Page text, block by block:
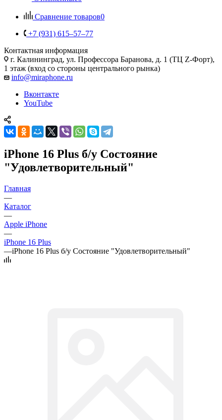
Сравнение товаров0
+7 (931) 615‒57‒77
Контактная информация
г. Калининград, ул. Профессора Баранова, д. 1 (ТЦ Z-Форт),
1 этаж (вход со стороны центрального рынка)
info@miraphone.ru
Вконтакте
YouTube
iPhone 16 Plus б/у Состояние
"Удовлетворительный"
Главная
—
Каталог
—
Apple iPhone
—
iPhone 16 Plus
—iPhone 16 Plus б/у Состояние "Удовлетворительный"